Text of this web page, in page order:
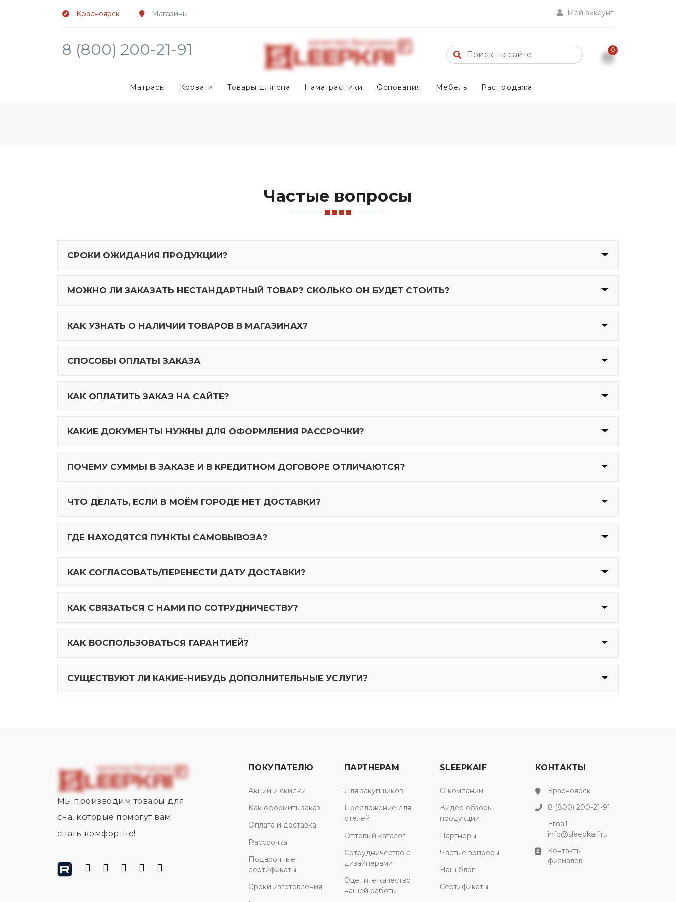
Красноярск Магазины Мой аккаунт
8 (800) 200-21-91 0
Матрасы Кровати Товары для сна Наматрасники Основания Мебель Распродажа
Частые вопросы
СРОКИ ОЖИДАНИЯ ПРОДУКЦИИ?
МОЖНО ЛИ ЗАКАЗАТЬ НЕСТАНДАРТНЫЙ ТОВАР? СКОЛЬКО ОН БУДЕТ СТОИТЬ?
КАК УЗНАТЬ О НАЛИЧИИ ТОВАРОВ В МАГАЗИНАХ?
СПОСОБЫ ОПЛАТЫ ЗАКАЗА
КАК ОПЛАТИТЬ ЗАКАЗ НА САЙТЕ?
КАКИЕ ДОКУМЕНТЫ НУЖНЫ ДЛЯ ОФОРМЛЕНИЯ РАССРОЧКИ?
ПОЧЕМУ СУММЫ В ЗАКАЗЕ И В КРЕДИТНОМ ДОГОВОРЕ ОТЛИЧАЮТСЯ?
ЧТО ДЕЛАТЬ, ЕСЛИ В МОЁМ ГОРОДЕ НЕТ ДОСТАВКИ?
ГДЕ НАХОДЯТСЯ ПУНКТЫ САМОВЫВОЗА?
КАК СОГЛАСОВАТЬ/ПЕРЕНЕСТИ ДАТУ ДОСТАВКИ?
КАК СВЯЗАТЬСЯ С НАМИ ПО СОТРУДНИЧЕСТВУ?
КАК ВОСПОЛЬЗОВАТЬСЯ ГАРАНТИЕЙ?
СУЩЕСТВУЮТ ЛИ КАКИЕ-НИБУДЬ ДОПОЛНИТЕЛЬНЫЕ УСЛУГИ?
Мы производим товары для
сна, которые помогут вам
спать комфортно!
ПОКУПАТЕЛЮ
Акции и скидки
Как оформить заказ
Оплата и доставка
Рассрочка
Подарочные
сертификаты
Сроки изготовления
ПАРТНЕРАМ
Для закупщиков
Предложение для
отелей
Оптовый каталог
Сотрудничество с
дизайнерами
Оцените качество
нашей работы
SLEEPKAIF
О компании
Видео обзоры
продукции
Партнеры
Частые вопросы
Наш блог
Сертификаты
КОНТАКТЫ
Красноярск
8 (800) 200-21-91
Email:
info@sleepkaif.ru
Контакты
филиалов